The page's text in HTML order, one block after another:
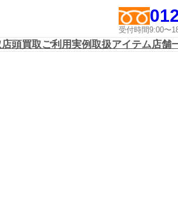
受付時間9:00〜
店頭買取ご利用実例取扱アイテム店舗